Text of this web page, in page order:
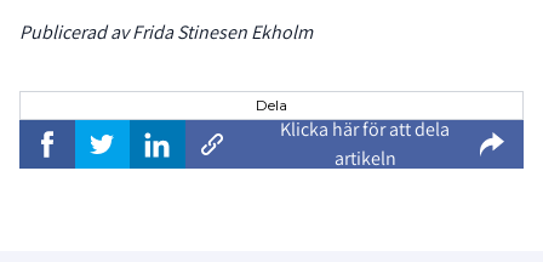
Publicerad av Frida Stinesen Ekholm
Dela
Klicka här för att dela
artikeln